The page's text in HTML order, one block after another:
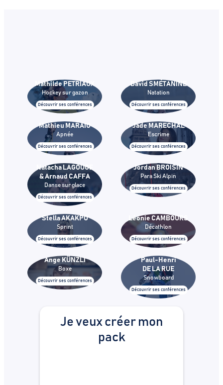
Mathilde PETRIAUX
Hockey sur gazon
Découvrir ses conférences
David SMÉTANINE
Natation
Découvrir ses conférences
Mathieu MARAIO
Apnée
Découvrir ses conférences
Jade MARECHAL
Escrime
Découvrir ses conférences
Natacha LAGOUGE
& Arnaud CAFFA
Danse sur glace
Découvrir ses conférences
Jordan BROISIN
Para Ski Alpin
Découvrir ses conférences
Stella AKAKPO
Sprint
Découvrir ses conférences
Léonie CAMBOURS
Décathlon
Découvrir ses conférences
Ange KÜNZLI
Boxe
Découvrir ses conférences
Paul-Henri
DE LA RUE
Snowboard
Découvrir ses conférences
Je veux créer mon
pack